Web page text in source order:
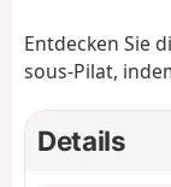
Entdecken Sie
sous-Pilat,
Details